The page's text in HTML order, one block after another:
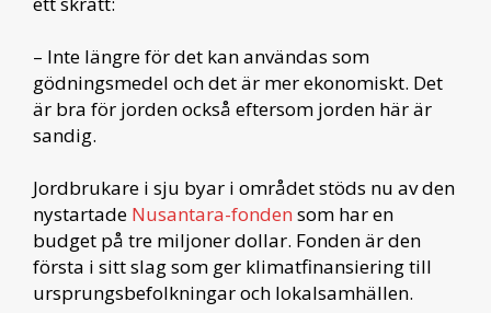
– Inte längre för det kan användas som
gödningsmedel och det är mer ekonomiskt. Det
är bra för jorden också eftersom jorden här är
sandig.
Jordbrukare i sju byar i området stöds nu av den
nystartade Nusantara-fonden som har en
budget på tre miljoner dollar. Fonden är den
första i sitt slag som ger klimatfinansiering till
ursprungsbefolkningar och lokalsamhällen.